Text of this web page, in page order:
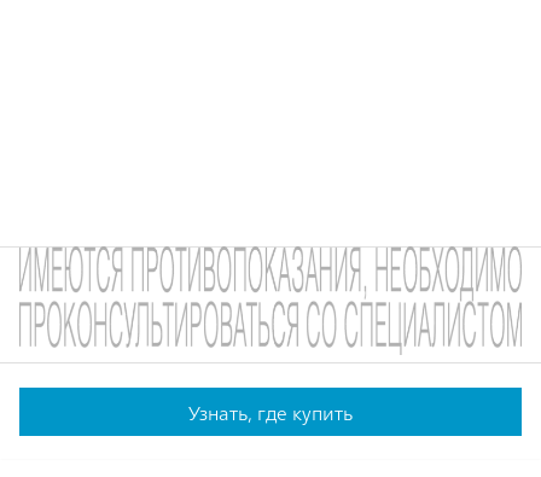
Узнать, где купить
Наши лекарственные средства